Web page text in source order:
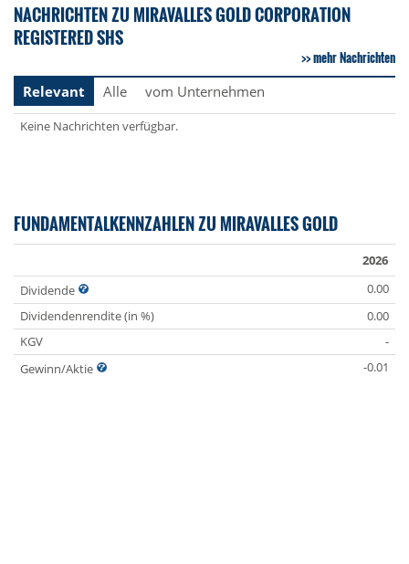
NACHRICHTEN ZU MIRAVALLES GOLD CORPORATION
REGISTERED SHS
mehr Nachrichten
Relevant
Alle vom Unternehmen
Keine Nachrichten verfügbar.
FUNDAMENTALKENNZAHLEN ZU MIRAVALLES GOLD
2026
Dividende
0.00
Dividendenrendite (in %)
0.00
KGV
-
Gewinn/Aktie
-0.01